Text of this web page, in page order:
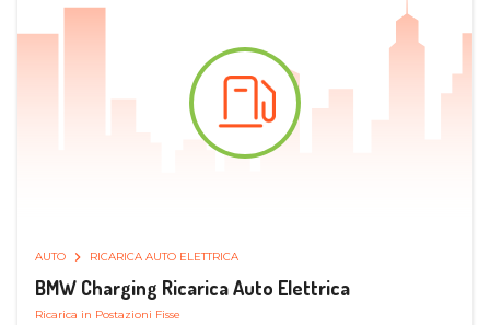
AUTO RICARICA AUTO ELETTRICA
BMW Charging Ricarica Auto Elettrica
Ricarica in Postazioni Fisse